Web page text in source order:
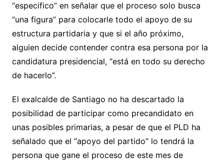
“especifico” en señalar que el proceso solo busca
“una figura” para colocarle todo el apoyo de su
estructura partidaria y que si el año próximo,
alguien decide contender contra esa persona por la
candidatura presidencial, “está en todo su derecho
de hacerlo”.
El exalcalde de Santiago no ha descartado la
posibilidad de participar como precandidato en
unas posibles primarias, a pesar de que el PLD ha
señalado que el “apoyo del partido” lo tendrá la
persona que gane el proceso de este mes de